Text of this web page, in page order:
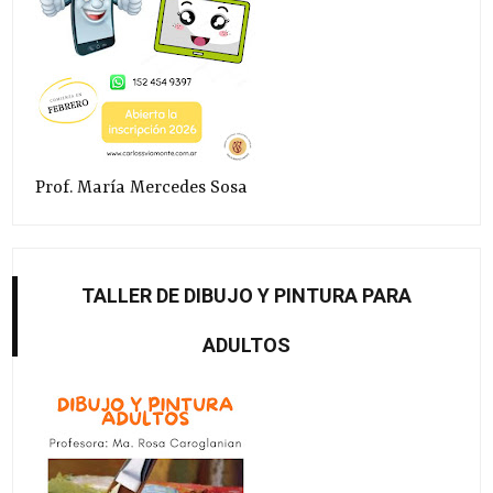
Prof. María Mercedes Sosa
TALLER DE DIBUJO Y PINTURA PARA
ADULTOS